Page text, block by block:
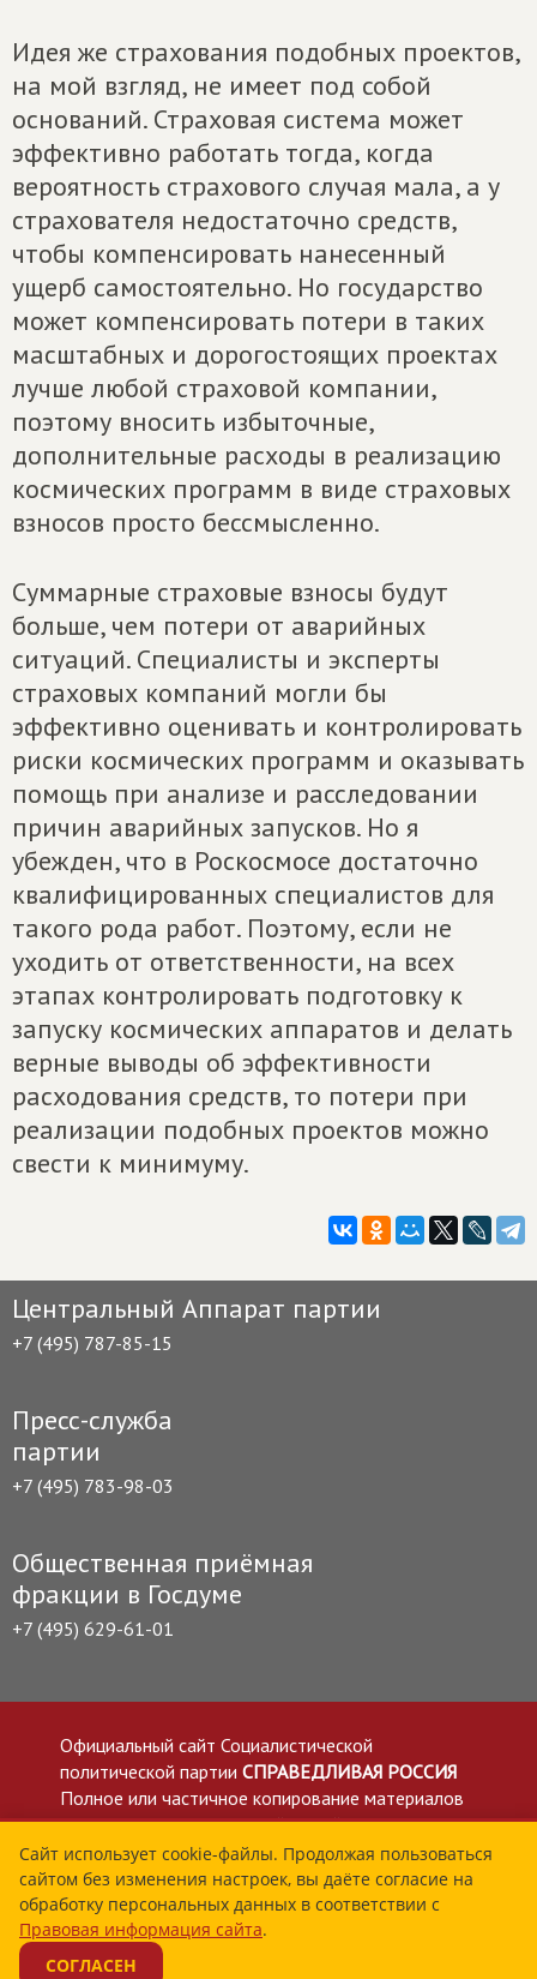
Идея же страхования подобных проектов,
на мой взгляд, не имеет под собой
оснований. Страховая система может
эффективно работать тогда, когда
вероятность страхового случая мала, а у
страхователя недостаточно средств,
чтобы компенсировать нанесенный
ущерб самостоятельно. Но государство
может компенсировать потери в таких
масштабных и дорогостоящих проектах
лучше любой страховой компании,
поэтому вносить избыточные,
дополнительные расходы в реализацию
космических программ в виде страховых
взносов просто бессмысленно.
Суммарные страховые взносы будут
больше, чем потери от аварийных
ситуаций. Специалисты и эксперты
страховых компаний могли бы
эффективно оценивать и контролировать
риски космических программ и оказывать
помощь при анализе и расследовании
причин аварийных запусков. Но я
убежден, что в Роскосмосе достаточно
квалифицированных специалистов для
такого рода работ. Поэтому, если не
уходить от ответственности, на всех
этапах контролировать подготовку к
запуску космических аппаратов и делать
верные выводы об эффективности
расходования средств, то потери при
реализации подобных проектов можно
свести к минимуму.
Центральный Аппарат партии
+7 (495) 787-85-15
Пресс-служба
партии
+7 (495) 783-98-03
Общественная приёмная
фракции в Госдуме
+7 (495) 629-61-01
Официальный сайт Социалистической
политической партии СПРАВЕДЛИВАЯ РОССИЯ
Полное или частичное копирование материалов
приветствуется со ссылкой на сайт spravedlivo.ru
Политика в отношении обработки персональных
данных
Все материалы сайта spravedlivo.ru доступны по
лицензии Creative Commons Attribution 4.0 International
Сайт использует cookie-файлы. Продолжая пользоваться
сайтом без изменения настроек, вы даёте согласие на
обработку персональных данных в соответствии с
Правовая информация сайта.
СОГЛАСЕН